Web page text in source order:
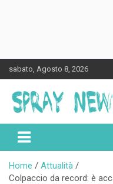
to
content
sabato, Agosto 8, 2026
Spraynews.it
Home
Attualità
Colpaccio da record: è